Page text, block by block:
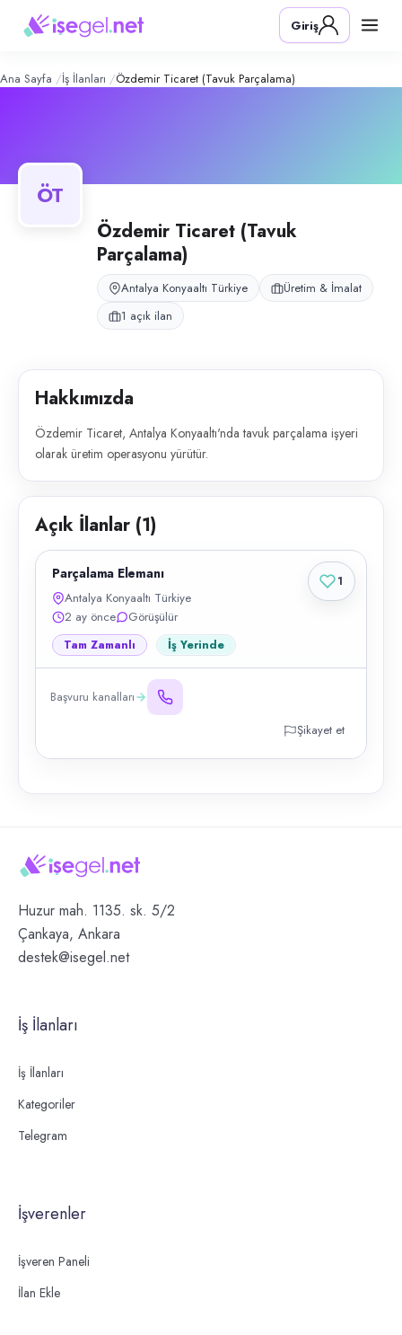
Ticaret (Tavuk Parçalama)–
Konum:
Özdemir Ticaret, Antalya Konyaaltı'nda tavuk parçalama işyeri olarak
Giriş
Ana Sayfa İş İlanları Özdemir Ticaret (Tavuk Parçalama)
ÖT
Özdemir Ticaret (Tavuk
Parçalama)
Antalya Konyaaltı Türkiye
Üretim & İmalat
1 açık ilan
Hakkımızda
Özdemir Ticaret, Antalya Konyaaltı'nda tavuk parçalama işyeri
olarak üretim operasyonu yürütür.
Açık İlanlar (1)
Parçalama Elemanı
Antalya Konyaaltı Türkiye
2 ay önce
Görüşülür
Tam Zamanlı İş Yerinde
Başvuru kanalları
Şikayet et
1
Huzur mah. 1135. sk. 5/2
Çankaya, Ankara
destek@isegel.net
İş İlanları
İş İlanları
Kategoriler
Telegram
İşverenler
İşveren Paneli
İlan Ekle